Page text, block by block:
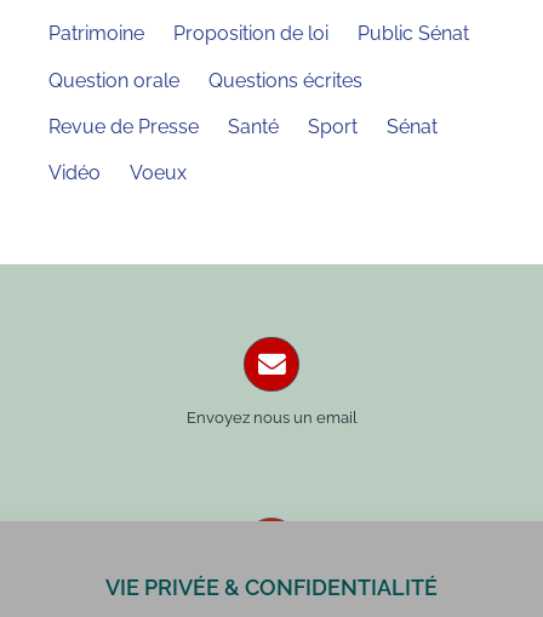
Patrimoine Proposition de loi Public Sénat
Question orale Questions écrites
Revue de Presse Santé Sport Sénat
Vidéo Voeux
Envoyez nous un email
Paris : 01 42 34 14 59
VIE PRIVÉE & CONFIDENTIALITÉ